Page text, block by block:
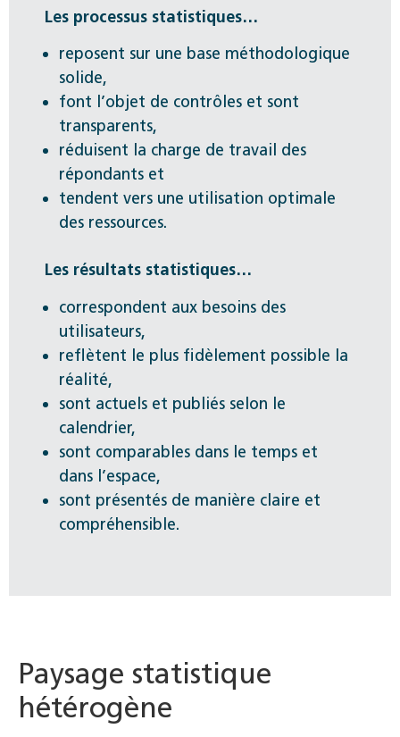
Les processus statistiques…
reposent sur une base méthodologique
solide,
font l’objet de contrôles et sont
transparents,
réduisent la charge de travail des
répondants et
tendent vers une utilisation optimale
des ressources.
Les résultats statistiques…
correspondent aux besoins des
utilisateurs,
reflètent le plus fidèlement possible la
réalité,
sont actuels et publiés selon le
calendrier,
sont comparables dans le temps et
dans l’espace,
sont présentés de manière claire et
compréhensible.
Paysage statistique
hétérogène